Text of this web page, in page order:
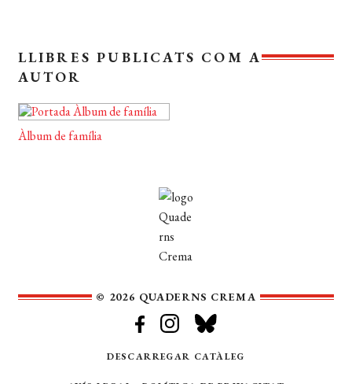
LLIBRES PUBLICATS COM A
AUTOR
Àlbum de família
© 2026 QUADERNS CREMA
DESCARREGAR CATÀLEG